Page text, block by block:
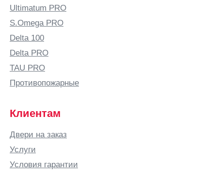
Ultimatum PRO
S.Omega PRO
Delta 100
Delta PRO
TAU PRO
Противопожарные
Клиентам
Двери на заказ
Услуги
Условия гарантии